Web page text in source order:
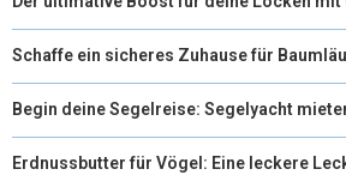
Schaffe ein sicheres Zuhause für
Begin deine Segelreise: Segelyacht
Erdnussbutter für Vögel: Eine leckere